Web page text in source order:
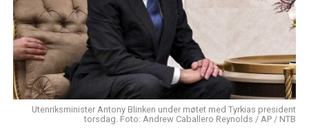
Utenriksminister Antony Blinken under møtet med Tyrkias president
torsdag. Foto: Andrew Caballero Reynolds / AP / NTB